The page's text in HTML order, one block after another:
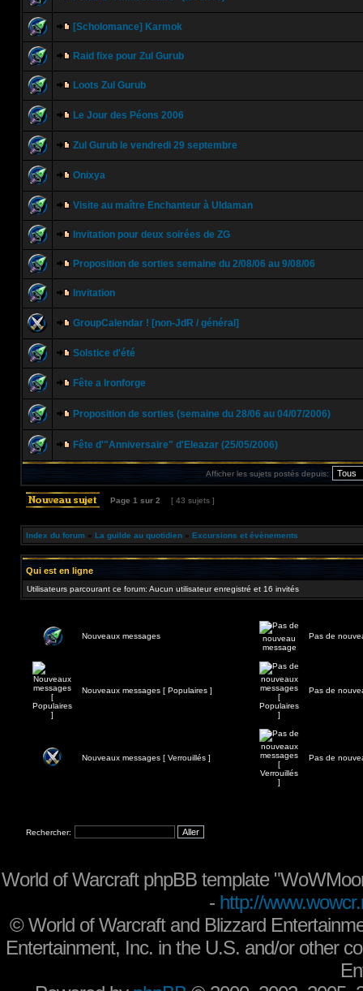
[Scholomance] Karmok
Raid fixe pour Zul Gurub
Loots Zul Gurub
Le Jour des Péons 2006
Zul Gurub le vendredi 29 septembre
Onixya
Visite au maître Enchanteur à Uldaman
Invitation pour deux soirées de ZG
Proposition de sorties semaine du 2/08/06 au 9/08/06
Invitation
GroupCalendar ! [non-JdR / général]
Solstice d'été
Fête a Ironforge
Proposition de sorties (semaine du 28/06 au 04/07/2006)
Fête d'"Anniversaire" d'Eleazar (25/05/2006)
Afficher les sujets postés depuis:
Page 1 sur 2 [ 43 sujets ]
Index du forum » La guilde au quotidien » Excursions et évènements
Qui est en ligne
Utilisateurs parcourant ce forum: Aucun utilisateur enregistré et 16 invités
Nouveaux messages Pas de
Nouveaux messages [ Populaires ] Pas de
Nouveaux messages [ Verrouillés ] Pas de
Rechercher:
World of Warcraft phpBB template
- http://
©World of Warcraft and Blizzard
Entertainment, Inc. in the U.S. and/or other